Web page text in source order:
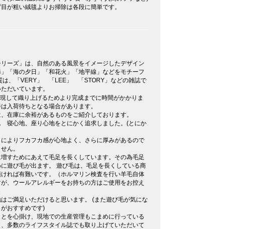
が粗い絨毯よりお掃除は各段に簡単です。
リーズ」は、自然のある風景をイメージしたデザイン
「海の夕日」「和花火」「地平線」などをモチーフ
は、「VERY」 「LEE」 「STORY」などの雑誌で
だいています。
して織り上げるためより完成までに時間がかかりま
入荷待ちとなる場合があります。
在庫に余裕があるものをご紹介しております。
寝心地、座り心地をとにかく追求しました。(とにか
よりフカフカ感が心地よく、さらに厚みがあるので
ん。
すためにあえて毛足を長くしています。その為毛足
遊び毛が出ます。 遊び毛は、毛足を長くしている商
れば有難いです。（ホルマリン検査を行い羊毛自体
、ウールアレルギーをお持ちの方はご使用をお控え
ご満足いただけると思います。 (また遊び毛が気にな
おすすめです)
を心掛け、現地での生産管理もこまめに行っている
多数のライフスタイル誌でも取り上げていただいて